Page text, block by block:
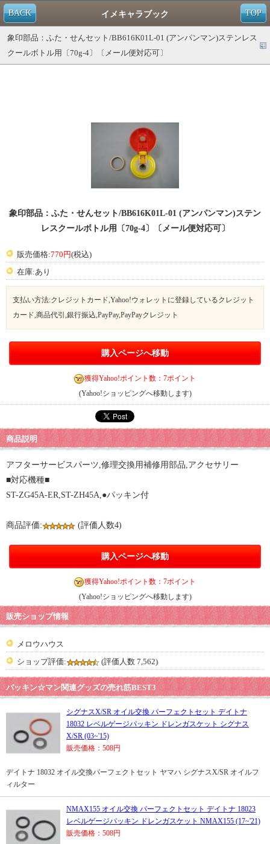
TOP
BACK イメキャラブック
象印部品：ふた・せんセット/BB616K01L-01 (アンパンマン)ステンレス
クールボトル用〔70g-4〕〔メール便対応可〕
象印部品：ふた・せんセット/BB616K01L-01 (アンパンマン)ステン
レスクールボトル用〔70g-4〕〔メール便対応可〕
販売価格:770円(税込)
在庫:あり
支払い方法:クレジットカード,Yahoo!ウォレットに登録しているクレジット
カード,商品代引,銀行振込,PayPay,PayPayクレジット
購入ページへ移動
獲得Yahoo!ポイント数：7ポイント
(Yahoo!ショッピングへ移動します)
商品説明
アフターサービスパーツ,修理交換用補修用部品,アクセサリー
■対応機種■
ST-ZG45A-ER,ST-ZH45A,●パッキン付
商品評価: (評価人数4)
購入ページへ移動
獲得Yahoo!ポイント数：7ポイント
(Yahoo!ショッピングへ移動します)
販売ショップ情報
メロウハウス
ショップ評価:
(評価人数 7,562)
パッキン☆マン関連グッズの売れ筋BEST3
シグナスX/SR オイル交換 パーフェクトセット デイトナ
18032 レベルゲージパッキン ドレンガスケット シグナス
X/SR (03~'15)
販売価格：508円
デイトナ 18032 オイル交換パーフェクトセット ヤマハ シグナスX/SR オイルフ
ィルター
NMAX155 オイル交換 パーフェクトセット デイトナ 18023
レベルゲージパッキン ドレンガスケット NMAX155 (17~'21)
販売価格：508円